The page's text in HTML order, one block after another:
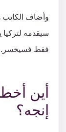
وأضاف الكاتب
سيقدمه لتركيا
فقط فسيخسر.
أين
إنجه؟